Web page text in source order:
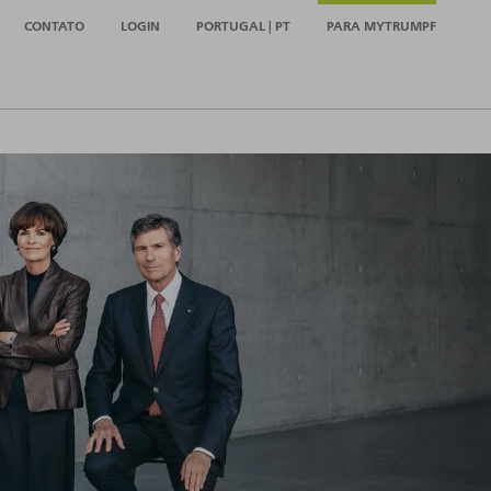
CONTATO LOGIN PORTUGAL | PT PARA MYTRUMPF